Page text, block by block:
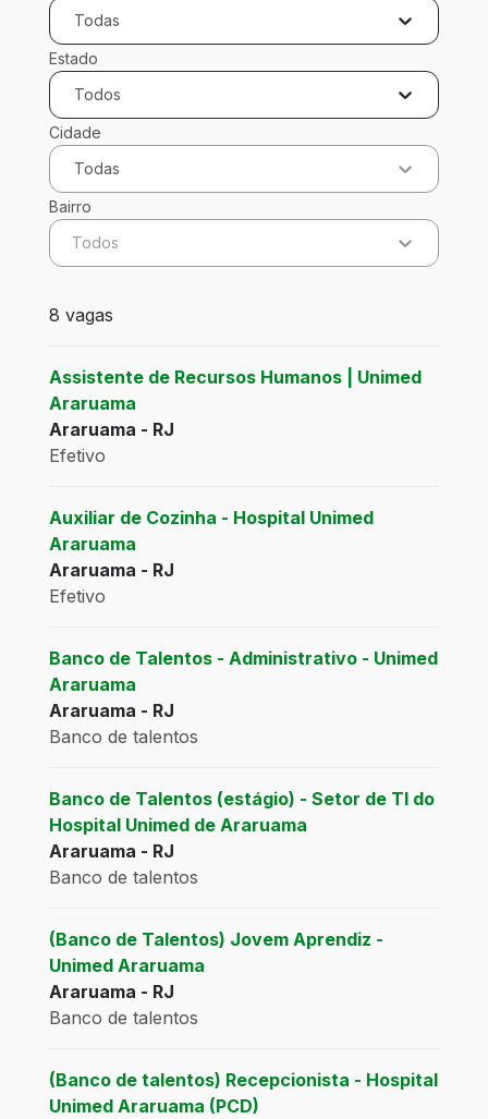
Todas
Estado
Todos
Cidade
Todas
Bairro
Todos
8 vagas encontradas para 0 filtros aplicados
8 vagas
Assistente de Recursos Humanos | Unimed
Araruama
Araruama - RJ
Efetivo
Auxiliar de Cozinha - Hospital Unimed
Araruama
Araruama - RJ
Efetivo
Banco de Talentos - Administrativo - Unimed
Araruama
Araruama - RJ
Banco de talentos
Banco de Talentos (estágio) - Setor de TI do
Hospital Unimed de Araruama
Araruama - RJ
Banco de talentos
(Banco de Talentos) Jovem Aprendiz -
Unimed Araruama
Araruama - RJ
Banco de talentos
(Banco de talentos) Recepcionista - Hospital
Unimed Araruama (PCD)